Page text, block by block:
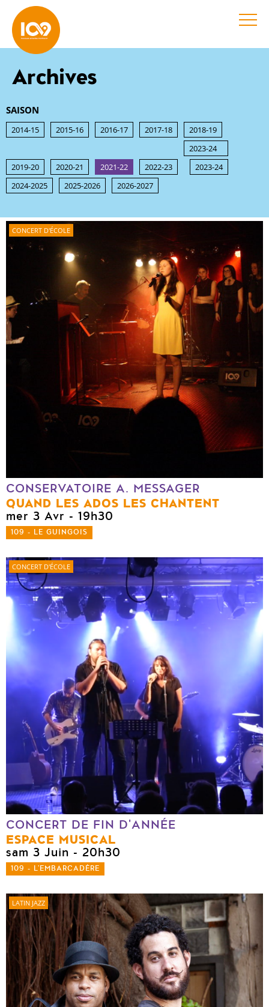
Archives
SAISON
2014-15 2015-16 2016-17 2017-18 2018-19
2019-20 2020-21 2021-22 2022-23
2023-24
2023-24
2024-2025
2025-2026 2026-2027
CONCERT D'ÉCOLE
CONSERVATOIRE A. MESSAGER
QUAND LES ADOS LES CHANTENT
mer 3 Avr - 19h30
109 - LE GUINGOIS
CONCERT D'ÉCOLE
CONCERT DE FIN D'ANNÉE
ESPACE MUSICAL
sam 3 Juin - 20h30
109 - L'EMBARCADÈRE
LATIN JAZZ